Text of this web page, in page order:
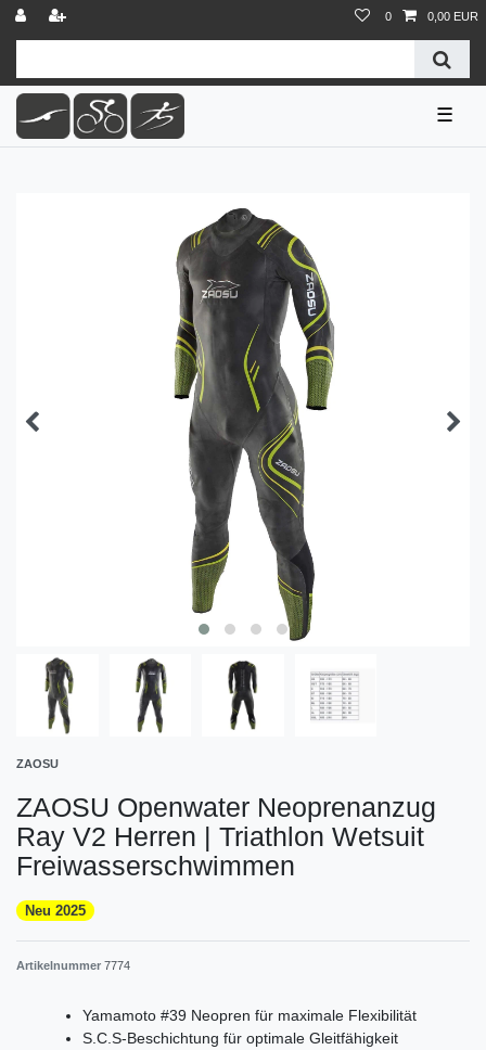
0 0,00 EUR
☰
ZAOSU
ZAOSU Openwater Neoprenanzug
Ray V2 Herren | Triathlon Wetsuit
Freiwasserschwimmen
Neu 2025
Artikelnummer 7774
Yamamoto #39 Neopren für maximale Flexibilität
S.C.S-Beschichtung für optimale Gleitfähigkeit